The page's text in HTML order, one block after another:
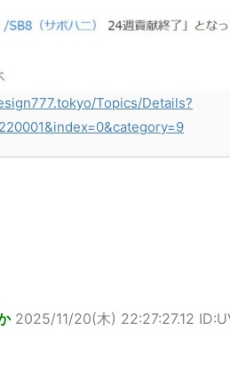
Topics/Details?
2025/11/20(木) 22:27:27.12